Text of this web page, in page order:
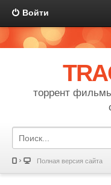
Войти
торрент
Полная версия сайта